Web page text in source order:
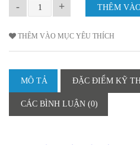
- +
THÊM VÀO MỤC YÊU THÍCH
MÔ TẢ ĐẶC ĐIỂM KỸ
CÁC BÌNH LUẬN (0)